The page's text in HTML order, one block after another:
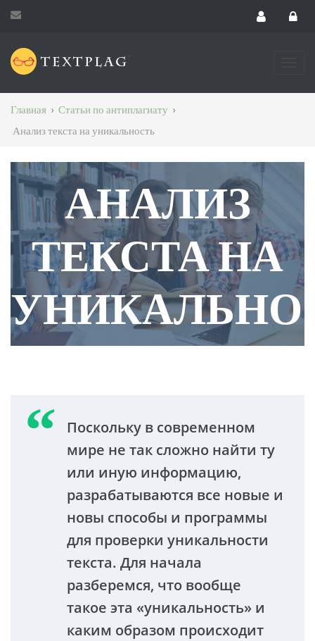
Главная › Статьи по антиплагиату ›
Анализ текста на уникальность
АНАЛИЗ
ТЕКСТА НА
Поскольку в современном
мире не так сложно найти ту
или иную информацию,
разрабатываются все новые и
новы способы и программы
для проверки уникальности
текста. Для начала
разберемся, что вообще
такое эта «уникальность» и
каким образом происходит